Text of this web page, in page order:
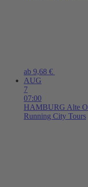
ab 9,68 €
AUG
7
07:00
HAMBURG Alte
Running City Tours